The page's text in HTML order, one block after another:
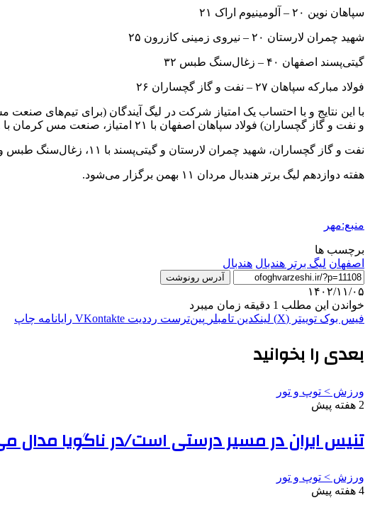
سپاهان نوین ۲۰ – آلومینیوم اراک ۲۱
شهید چمران لارستان ۲۰ – نیروی زمینی کازرون ۲۵
گیتی‌پسند اصفهان ۴۰ – زغال‌سنگ طبس ۳۲
فولاد مبارکه سپاهان ۲۷ – نفت و گاز گچساران ۲۶
با این نتایج و با احتساب یک امتیاز شرکت در لیگ آیندگان (برای تیم‌های
و نفت و گاز گچساران) فولاد سپاهان اصفهان با ۲۱ امتیاز، صنعت مس کرمان با ۱۹، سنگ‌آهن بافق و نیروی زمینی کازرون با ۱۴ امتیاز در رده‌های اول تا چهارم ایستادند.
نفت و گاز گچساران، شهید چمران لارستان و گیتی‌پسند با ۱۱، زغال‌سنگ طبس و سپاهان نوین با ۷ و آلومینیوم اراک با ۴ امتیاز در رده های بعدی جای دارند.
هفته دوازدهم لیگ برتر هندبال مردان ۱۱ بهمن برگزار می‌شود.
منبع:مهر
برچسب ها
اصفهان لیگ برتر هندبال هندبال
آدرس رونوشت
۱۴۰۲/۱۱/۰۵
خواندن این مطلب 1 دقیقه زمان میبرد
فیس بوک توییتر (X) لینکدین ‫تامبلر ‫پین‌ترست ‫رددیت ‫VKontakte رایانامه چاپ
بعدی را بخوانید
ورزش > توپ و تور
2 هفته پیش
تنیس ایران در مسیر درستی است/در ناگویا
ورزش > توپ و تور
4 هفته پیش